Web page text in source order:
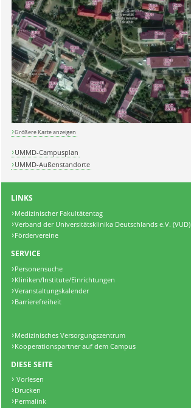
Größere Karte anzeigen
UMMD-Campusplan
UMMD-Außenstandorte
LINKS
Medizinischer Fakultätentag
Verband der Universitätsklinika Deutschlands e.V. (VUD)
Fördervereine
SERVICE
Personensuche
Kliniken/Institute/Einrichtungen
Veranstaltungskalender
Barrierefreiheit
Medizinisches Versorgungszentrum
Kooperationspartner auf dem Campus
DIESE SEITE
Vorlesen
Drucken
Permalink